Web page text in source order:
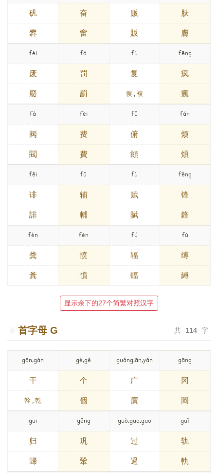
矾
礬
奋
奮
贩
販
肤
膚
fèi
废
廢
fá
罚
罰
fù
复
復 複
fēng
疯
瘋
fá
阀
閥
fèi
费
費
fǔ
俯
頫
fán
烦
煩
fěi
诽
誹
fǔ
辅
輔
fù
赋
賦
fēng
锋
鋒
fèn
粪
糞
fèn
愤
憤
fú
辐
輻
fù
缚
縛
显示余下的27个简繁对照汉字
首字母 G 共 114 字
gān,gàn
干
幹 ,乾
gè,gě
个
個
guǎng,ān,yǎn
广
廣
gāng
冈
岡
guī
归
歸
gǒng
巩
鞏
guò,guo,guō
过
過
guǐ
轨
軌